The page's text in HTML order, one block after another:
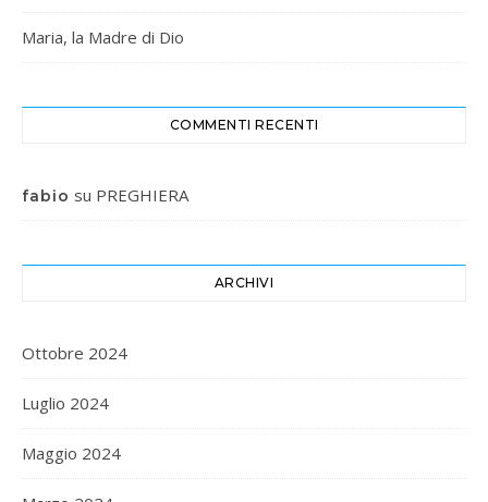
Maria, la Madre di Dio
COMMENTI RECENTI
fabio su PREGHIERA
ARCHIVI
Ottobre 2024
Luglio 2024
Maggio 2024